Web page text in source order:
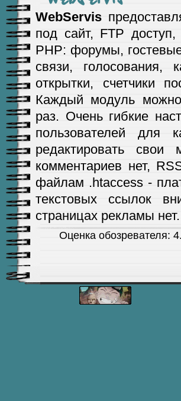
WebServis
под сайт, FTP
PHP: форумы,
связи, голосования,
открытки, счетчики
Каждый модуль можно
раз. Очень гибкие
пользователей для
редактировать свои
комментариев нет,
файлам .htaccess -
текстовых ссылок
страницах рекламы нет.
Оценка обозревателя: